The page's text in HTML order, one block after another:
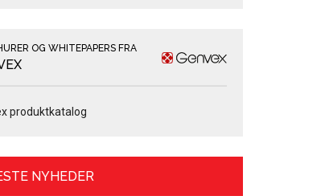
OG WHITEPAPERS FRA
produktkatalog
NYHEDER